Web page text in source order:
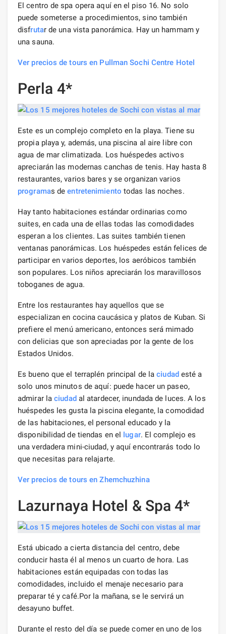
El centro de spa opera aquí en el piso 16. No solo
puede someterse a procedimientos, sino también
disfrutar de una vista panorámica. Hay un hammam y
una sauna.
Ver precios de tours en Pullman Sochi Centre Hotel
Perla 4*
Este es un complejo completo en la playa. Tiene su
propia playa y, además, una piscina al aire libre con
agua de mar climatizada. Los huéspedes activos
apreciarán las modernas canchas de tenis. Hay hasta 8
restaurantes, varios bares y se organizan varios
programas deentretenimiento todas las noches.
Hay tanto habitaciones estándar ordinarias como
suites, en cada una de ellas todas las comodidades
esperan a los clientes. Las suites también tienen
ventanas panorámicas. Los huéspedes están felices de
participar en varios deportes, los aeróbicos también
son populares. Los niños apreciarán los maravillosos
toboganes de agua.
Entre los restaurantes hay aquellos que se
especializan en cocina caucásica y platos de Kuban. Si
prefiere el menú americano, entonces será mimado
con delicias que son apreciadas por la gente de los
Estados Unidos.
Es bueno que el terraplén principal de laciudadesté a
solo unos minutos de aquí: puede hacer un paseo,
admirar laciudadal atardecer, inundada de luces. A los
huéspedes les gusta la piscina elegante, la comodidad
de las habitaciones, el personal educado y la
disponibilidad de tiendas en el lugar. El complejo es
una verdadera mini-ciudad, y aquí encontrarás todo lo
que necesitas para relajarte.
Ver precios de tours en Zhemchuzhina
Lazurnaya Hotel & Spa 4*
Está ubicado a cierta distancia del centro, debe
conducir hasta él al menos un cuarto de hora. Las
habitaciones están equipadas con todas las
comodidades, incluido el menaje necesario para
preparar té y café.Por la mañana, se le servirá un
desayuno buffet.
Durante el resto del día se puede comer en uno de los